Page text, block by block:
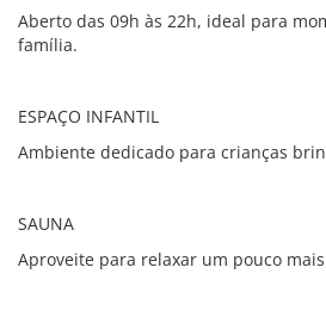
Aberto das 09h às 22h, ideal para
família.
ESPAÇO INFANTIL
Ambiente dedicado para crianças
SAUNA
Aproveite para relaxar um pouco